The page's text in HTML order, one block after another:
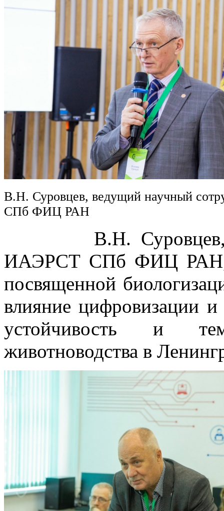
В.Н. Суровцев, ведущий научный
СПб ФИЦ РАН
В.Н. Суровцев,
ИАЭРСТ СПб ФИЦ РАН,
посвященной
влияние цифровизации и
устойчивость и
животноводства в